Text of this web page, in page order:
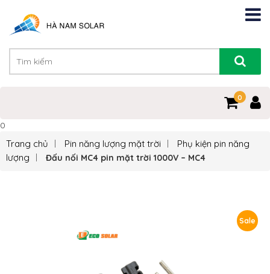
0
0
Trang chủ Pin năng lượng mặt trời
Phụ kiện pin năng
lượng
Đấu nối MC4 pin mặt trời 1000V – MC4
Sale